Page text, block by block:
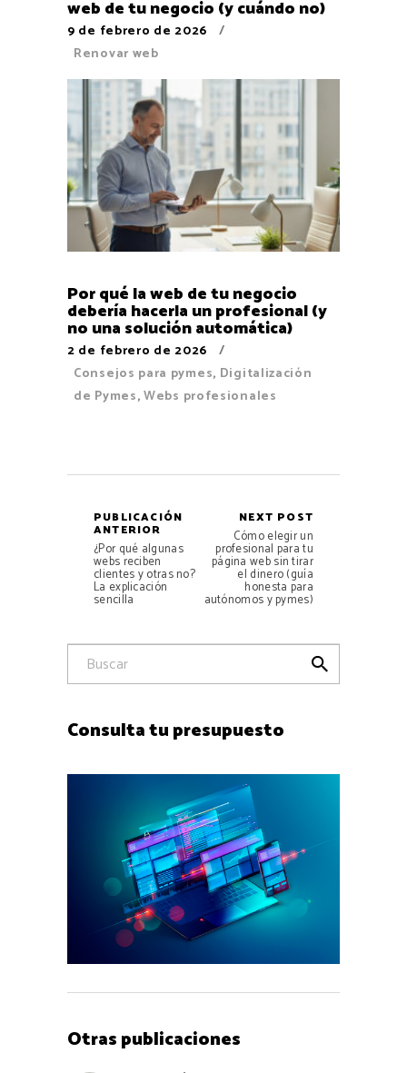
web de tu negocio (y cuándo no)
9 de febrero de 2026
Renovar web
Por qué la web de tu negocio
debería hacerla un profesional (y
no una solución automática)
2 de febrero de 2026
Consejos para pymes, Digitalización
de Pymes,Webs profesionales
PUBLICACIÓN
ANTERIOR
¿Por qué algunas
webs reciben
clientes y otras no?
La explicación
sencilla
NEXT POST
Cómo elegir un
profesional para tu
página web sin tirar
el dinero (guía
honesta para
autónomos y pymes)

Consulta tu presupuesto
Otras publicaciones